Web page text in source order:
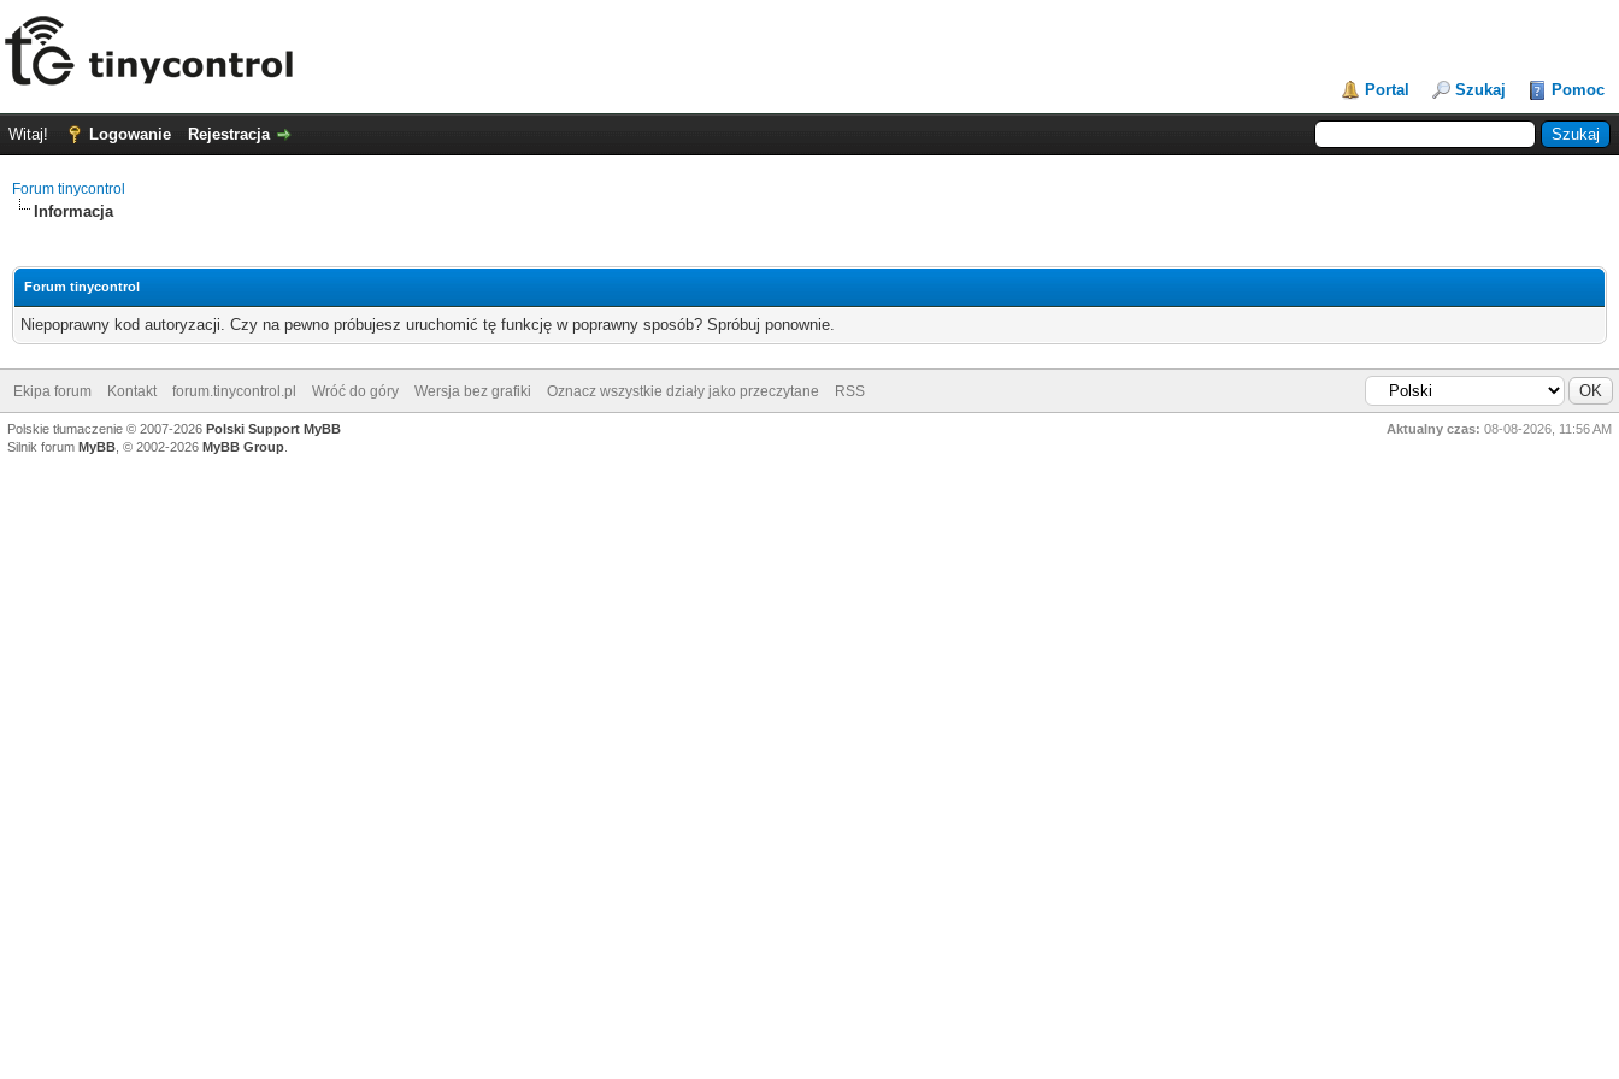
Portal Szukaj Pomoc
Witaj! Logowanie Rejestracja
Forum tinycontrol
Informacja
Forum tinycontrol
Niepoprawny kod autoryzacji. Czy na pewno próbujesz uruchomić tę funkcję w poprawny sposób? Spróbuj ponownie.
Ekipa forum Kontakt forum.tinycontrol.pl Wróć do góry Wersja bez grafiki Oznacz wszystkie działy jako przeczytane RSS
Aktualny czas: 08-08-2026, 11:56 AM
Polskie tłumaczenie © 2007-2026 Polski Support MyBB
Silnik forum MyBB , © 2002-2026 MyBB Group